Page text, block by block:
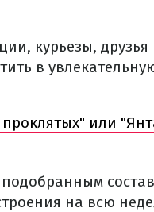
курьезы, друзья
в
проклятых" или
на всю